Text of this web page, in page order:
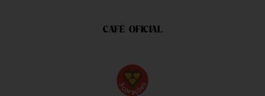
CAFÉ OFICIAL